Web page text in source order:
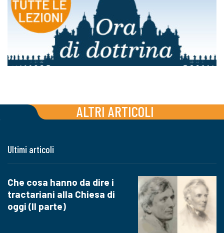
ALTRI ARTICOLI
Ultimi articoli
Che cosa hanno da dire i
tractariani alla Chiesa di
oggi (II parte)